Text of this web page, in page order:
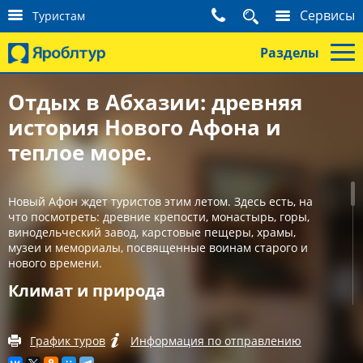
Туристам
К
о
а
т
ы
т
с
т
а
м
Сервисы
Разделы
Отдых в Абхазии: древняя
история Нового Афона и
теплое море.
Новый Афон ждет туристов этим летом. Здесь есть, на
что посмотреть: древние крепости, монастырь, горы,
винодельческий завод, карстовые пещеры, храмы,
музеи и мемориалы, посвященные воинам старого и
нового времени.
Климат и природа
югу и со всех сторон на суше защищена горами. Это
создает особый мягкий микроклимат: нет ветра, нет
График туров Информация по отправлению